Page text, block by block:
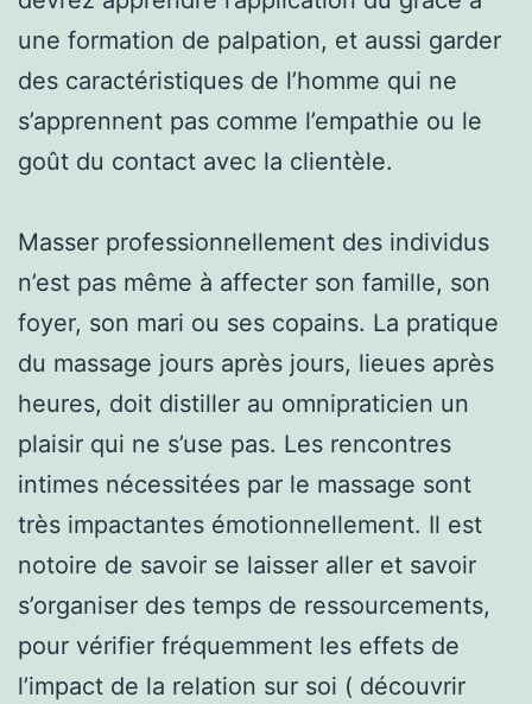
une formation de palpation, et aussi garder
des caractéristiques de l’homme qui ne
s’apprennent pas comme l’empathie ou le
goût du contact avec la clientèle.
Masser professionnellement des individus
n’est pas même à affecter son famille, son
foyer, son mari ou ses copains. La pratique
du massage jours après jours, lieues après
heures, doit distiller au omnipraticien un
plaisir qui ne s’use pas. Les rencontres
intimes nécessitées par le massage sont
très impactantes émotionnellement. Il est
notoire de savoir se laisser aller et savoir
s’organiser des temps de ressourcements,
pour vérifier fréquemment les effets de
l’impact de la relation sur soi ( découvrir